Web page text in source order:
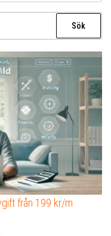
Sök
från 199 kr/m